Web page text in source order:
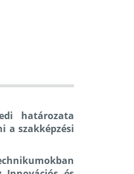
határozata
a szakképzési